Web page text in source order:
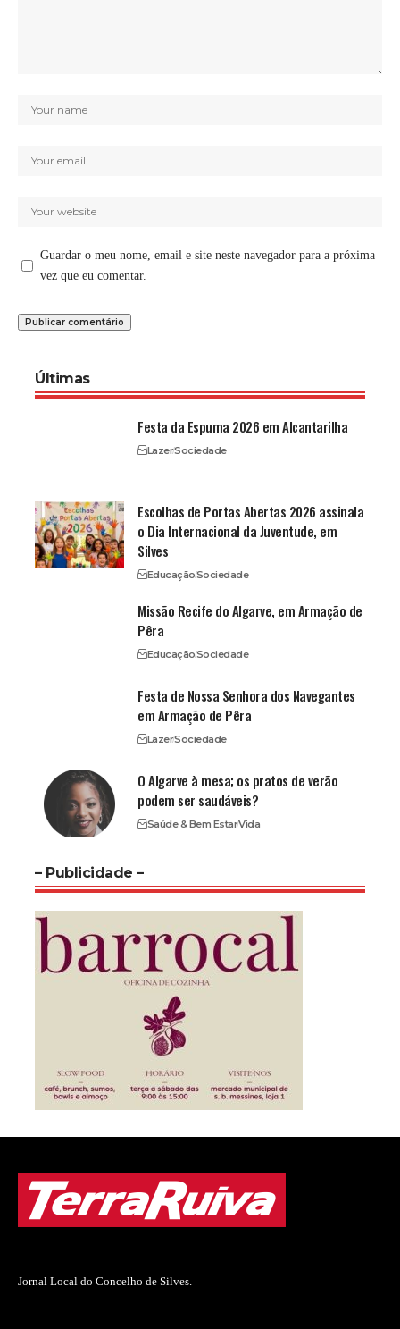
Guardar o meu nome, email e site neste navegador para a próxima
vez que eu comentar.
Últimas
Festa da Espuma 2026 em Alcantarilha
LazerSociedade
Escolhas de Portas Abertas 2026 assinala
o Dia Internacional da Juventude, em
Silves
EducaçãoSociedade
Missão Recife do Algarve, em Armação de
Pêra
EducaçãoSociedade
Festa de Nossa Senhora dos Navegantes
em Armação de Pêra
LazerSociedade
O Algarve à mesa; os pratos de verão
podem ser saudáveis?
Saúde & Bem EstarVida
– Publicidade –
Jornal Local do Concelho de Silves.